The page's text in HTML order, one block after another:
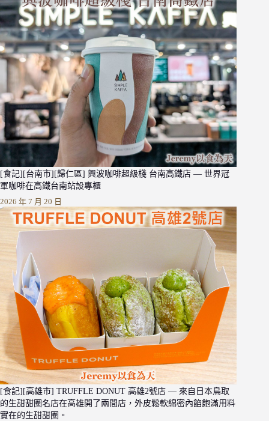
[食記][台南市][歸仁區] 興波咖啡超級棧 台南高鐵店 — 世界冠
軍咖啡在高鐵台南站設專櫃
2026 年 7 月 20 日
[食記][高雄市] TRUFFLE DONUT 高雄2號店 — 來自日本鳥取
的生甜甜圈名店在高雄開了兩間店，外皮鬆軟綿密內餡飽滿用料
實在的生甜甜圈。